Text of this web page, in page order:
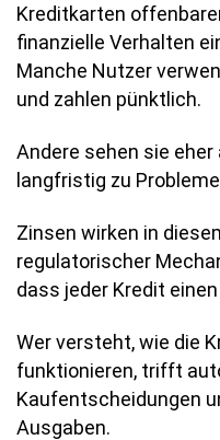
Kreditkarten
finanzielle Verhalten
Manche Nutzer
und zahlen pünktlich.
Andere sehen sie eher
langfristig zu
Zinsen wirken in
regulatorischer
dass jeder Kredit
Wer versteht, wie die
funktionieren, trifft
Kaufentscheidungen
Ausgaben.